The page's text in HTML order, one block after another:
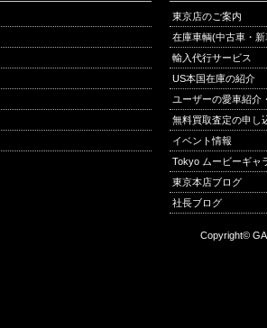
東京店のご案内
在庫車輌(中古車・
輸入代行サービス
US本国在庫の紹介
ユーザーの愛車紹介
無料買取査定の申し
イベント情報
Tokyo ムービーギャ
東京本店ブログ
社長ブログ
Copyright©